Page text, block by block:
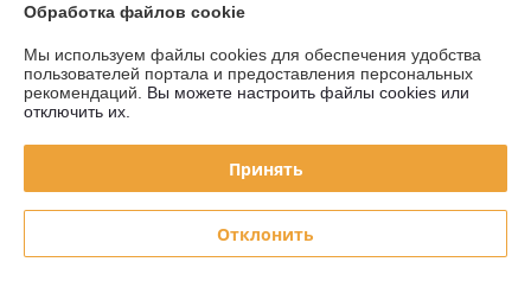
Юридическое лицо:Частное торговое унитарное предприятие «Авто
Голден Лайт»
220019 г. Минск, ул. Монтажников, д. 39
Регистрационный номер ЕГР: 192282909
Регистрационный орган: Минский горисполком
Дата регистрации компании: 03.06.2014
Обработка файлов cookie
Мы используем файлы cookies для обеспечения удобства
пользователей портала и предоставления персональных
рекомендаций. Вы можете настроить файлы cookies или
отключить их.
Принять
Отклонить